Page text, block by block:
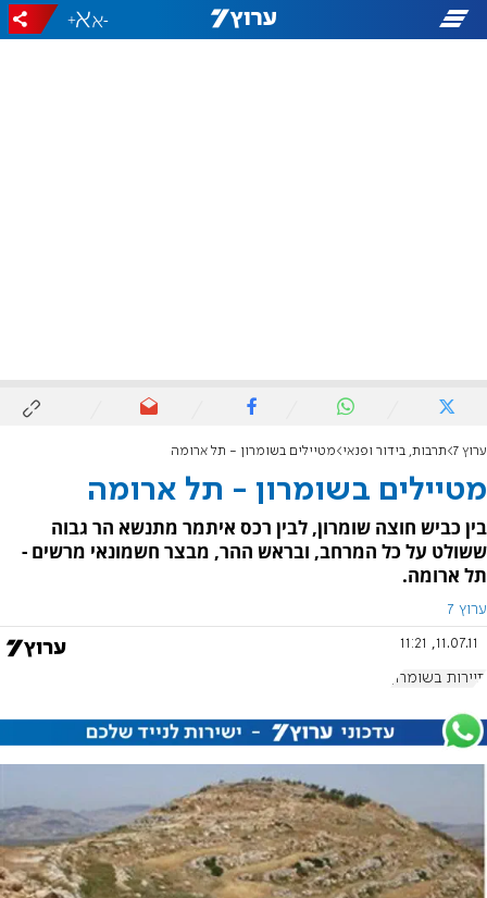
-
+
ערוץ 7 תרבות, בידור ופנאי מטיילים בשומרון - תל ארומה
מטיילים בשומרון - תל ארומה
בין כביש חוצה שומרון, לבין רכס איתמר מתנשא הר גבוה
ששולט על כל המרחב, ובראש ההר, מבצר חשמונאי מרשים -
תל ארומה.
ערוץ 7
11.07.11, 11:21
תיירות בשומרון